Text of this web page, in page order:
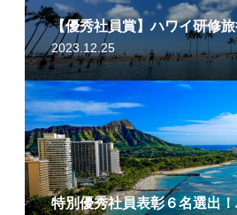
【優秀社員賞】ハワイ研修
2023.12.25
特別優秀社員表彰６名選出